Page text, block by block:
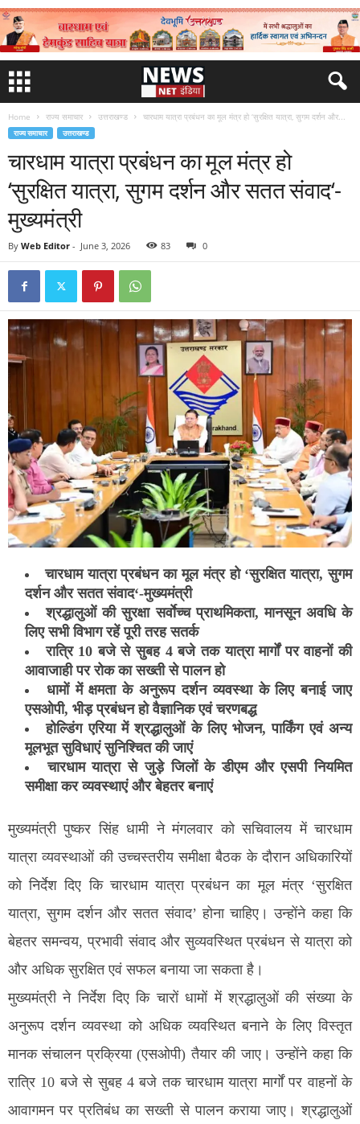
Home राज्य समाचार उत्तराखण्ड चारधाम यात्रा प्रबंधन का मूल मंत्र हो ‘सुरक्षित यात्रा, सुगम दर्शन और...
राज्य समाचार उत्तराखण्ड
चारधाम यात्रा प्रबंधन का मूल मंत्र हो
‘सुरक्षित यात्रा, सुगम दर्शन और सतत संवाद‘-
मुख्यमंत्री
By Web Editor - June 3, 2026 83 0
चारधाम यात्रा प्रबंधन का मूल मंत्र हो ‘सुरक्षित यात्रा, सुगम
दर्शन और सतत संवाद‘-मुख्यमंत्री
श्रद्धालुओं की सुरक्षा सर्वाेच्च प्राथमिकता, मानसून अवधि के
लिए सभी विभाग रहें पूरी तरह सतर्क
रात्रि 10 बजे से सुबह 4 बजे तक यात्रा मार्गों पर वाहनों की
आवाजाही पर रोक का सख्ती से पालन हो
धामों में क्षमता के अनुरूप दर्शन व्यवस्था के लिए बनाई जाए
एसओपी, भीड़ प्रबंधन हो वैज्ञानिक एवं चरणबद्ध
होल्डिंग एरिया में श्रद्धालुओं के लिए भोजन, पार्किंग एवं अन्य
मूलभूत सुविधाएं सुनिश्चित की जाएं
चारधाम यात्रा से जुड़े जिलों के डीएम और एसपी नियमित
समीक्षा कर व्यवस्थाएं और बेहतर बनाएं
मुख्यमंत्री पुष्कर सिंह धामी ने मंगलवार को सचिवालय में चारधाम
यात्रा व्यवस्थाओं की उच्चस्तरीय समीक्षा बैठक के दौरान अधिकारियों
को निर्देश दिए कि चारधाम यात्रा प्रबंधन का मूल मंत्र ‘सुरक्षित
यात्रा, सुगम दर्शन और सतत संवाद’ होना चाहिए। उन्होंने कहा कि
बेहतर समन्वय, प्रभावी संवाद और सुव्यवस्थित प्रबंधन से यात्रा को
और अधिक सुरक्षित एवं सफल बनाया जा सकता है।
मुख्यमंत्री ने निर्देश दिए कि चारों धामों में श्रद्धालुओं की संख्या के
अनुरूप दर्शन व्यवस्था को अधिक व्यवस्थित बनाने के लिए विस्तृत
मानक संचालन प्रक्रिया (एसओपी) तैयार की जाए। उन्होंने कहा कि
रात्रि 10 बजे से सुबह 4 बजे तक चारधाम यात्रा मार्गों पर वाहनों के
आवागमन पर प्रतिबंध का सख्ती से पालन कराया जाए। श्रद्धालुओं